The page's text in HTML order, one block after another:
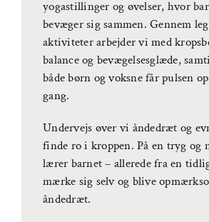
yogastillinger og øvelser, hvor
bevæger sig sammen. Gennem
aktiviteter arbejder vi med
balance og bevægelsesglæde,
både børn og voksne får pulsen
gang.
Undervejs øver vi åndedræt og
finde ro i kroppen. På en tryg og
lærer barnet – allerede fra en
mærke sig selv og blive
åndedræt.